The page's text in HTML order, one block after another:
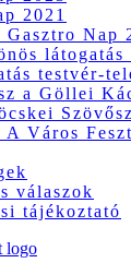
2021
Nap
testvér-
a Göllei
A Város
válaszok
tájékoztató